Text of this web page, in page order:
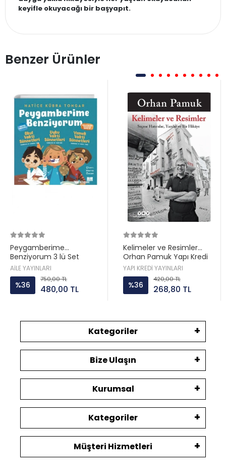
keyifle okuyacağı bir başyapıt.
Benzer Ürünler
Peygamberime
Benziyorum 3 lü Set
Hatice Kübra Tongar Aile
Yayın
AİLE YAYINLARI
%36
750,00 TL
480,00 TL
Kelimeler ve Resimler
Orhan Pamuk Yapı Kredi
YAPI KREDİ YAYINLARI
%36
420,00 TL
268,80 TL
Kategoriler
Bize Ulaşın
Kurumsal
Kategoriler
Müşteri Hizmetleri